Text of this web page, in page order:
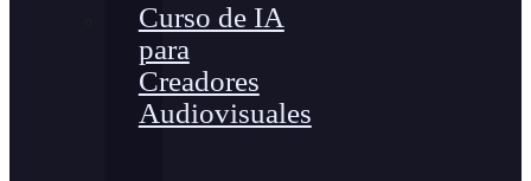
Curso de IA
para
Creadores
Audiovisuales